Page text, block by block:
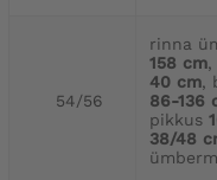
54/56
rinna
158 cm,
40 cm,
86-136
pikkus
38/48